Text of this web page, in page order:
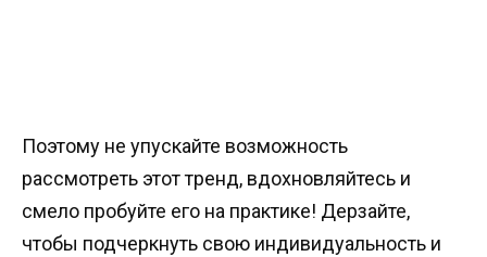
Поэтому не упускайте возможность
рассмотреть этот тренд, вдохновляйтесь и
смело пробуйте его на практике! Дерзайте,
чтобы подчеркнуть свою индивидуальность и